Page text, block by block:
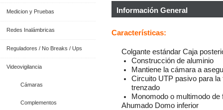
Medicion y Pruebas
Redes Inalámbricas
Reguladores / No Breaks / Ups
Videovigilancia
Cámaras
Complementos
Información General
Características:
Colgante estándar Caja
Construcción de aluminio
Mantiene la cámara a
Circuito UTP pasivo para
trenzado
Monomodo o multimodo de
Ahumado Domo inferior